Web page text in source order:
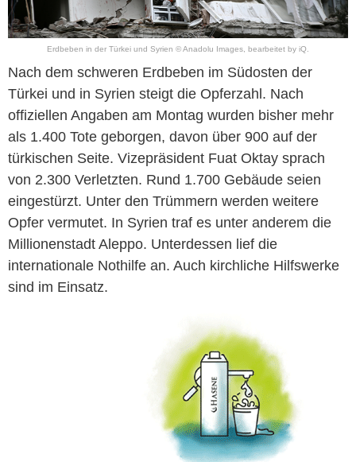
Erdbeben in der Türkei und Syrien © Anadolu Images, bearbeitet by iQ.
Nach dem schweren Erdbeben im Südosten der
Türkei und in Syrien steigt die Opferzahl. Nach
offiziellen Angaben am Montag wurden bisher mehr
als 1.400 Tote geborgen, davon über 900 auf der
türkischen Seite. Vizepräsident Fuat Oktay sprach
von 2.300 Verletzten. Rund 1.700 Gebäude seien
eingestürzt. Unter den Trümmern werden weitere
Opfer vermutet. In Syrien traf es unter anderem die
Millionenstadt Aleppo. Unterdessen lief die
internationale Nothilfe an. Auch kirchliche Hilfswerke
sind im Einsatz.